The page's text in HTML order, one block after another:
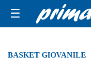
☰
BASKET GIOVANILE